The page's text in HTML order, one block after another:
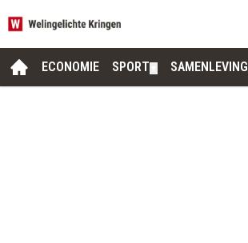
ECONOMIE SPORT SAMENLEVING